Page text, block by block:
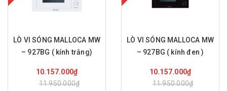
LÒ VI SÓNG MALLOCA MW
– 927BG ( kính trắng)
10.157.000₫
11.950.000₫
LÒ VI SÓNG MALLOCA MW
– 927BG ( kính đen )
10.157.000₫
11.950.000₫